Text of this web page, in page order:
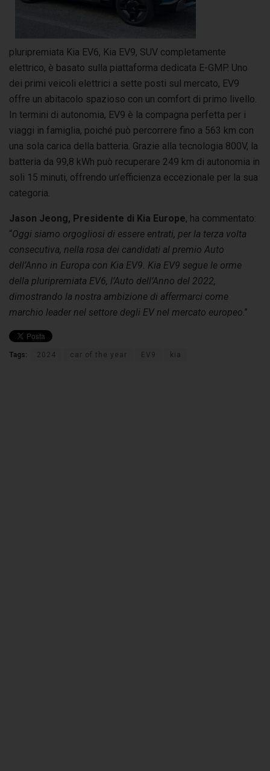
pluripremiata Kia EV6, Kia EV9, SUV completamente
elettrico, è basato sulla piattaforma dedicata E-GMP. Uno
dei primi veicoli elettrici a sette posti sul mercato, EV9
offre un abitacolo spazioso con un comfort di primo livello.
In termini di autonomia, EV9 è la compagna perfetta per i
viaggi in famiglia, poiché può percorrere fino a 563 km con
una sola carica della batteria. Grazie alla tecnologia 800V, la
batteria da 99,8 kWh può recuperare 249 km di autonomia in
soli 15 minuti, offrendo un’efficienza eccezionale per la sua
categoria.
Jason Jeong, Presidente di Kia Europe, ha commentato:
“Oggi siamo orgogliosi di essere entrati, per la terza volta
consecutiva, nella rosa dei candidati al premio Auto
dell’Anno in Europa con Kia EV9. Kia EV9 segue le orme
della pluripremiata EV6, l’Auto dell’Anno del 2022,
dimostrando la nostra ambizione di affermarci come
marchio leader nel settore degli EV nel mercato europeo .”
Tags: 2024 car of the year EV9 kia